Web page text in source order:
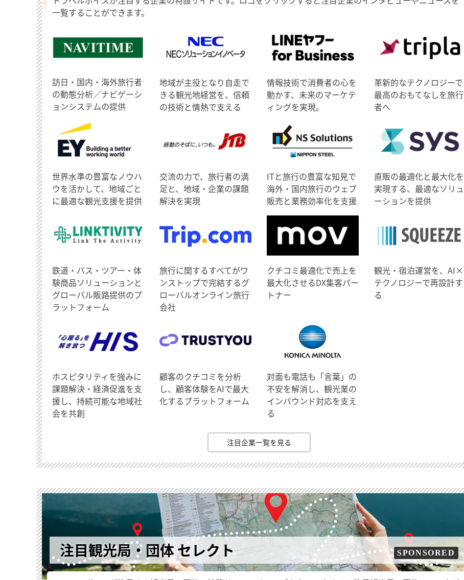
一覧することができます。
訪日・国内・海外旅行者
の動態分析／ナビゲーシ
ョンシステムの提供
地域が主役となり自走で
きる観光地経営を、信頼
の技術と情熱で支える
情報技術で消費者の心を
動かす、未来のマーケテ
ィングを実現。
革新的なテクノロジーで
最高のおもてなしを旅行
者へ
世界水準の豊富なノウハ
ウを活かして、地域ごと
に最適な観光支援を提供
交流の力で、旅行者の満
足と、地域・企業の課題
解決を実現
ITと旅行の豊富な知見で
海外・国内旅行のウェブ
販売と業務効率化を支援
直販の最適化と最大化を
実現する、最適なソリュ
ーションを提供
鉄道・バス・ツアー・体
験商品ソリューションと
グローバル販路提供のプ
ラットフォーム
旅行に関するすべてがワ
ンストップで完結するグ
ローバルオンライン旅行
会社
クチコミ最適化で売上を
最大化させるDX集客パー
トナー
観光・宿泊運営を、AI×
テクノロジーで再設計す
る
ホスピタリティを強みに
課題解決・経済促進を支
援し、持続可能な地域社
会を共創
顧客のクチコミを分析
し、顧客体験をAIで最大
化するプラットフォーム
対面も電話も「言葉」の
不安を解消し、観光業の
インバウンド対応を支え
る
注目企業一覧を見る
注目観光局・団体 セレクト SPONSORED